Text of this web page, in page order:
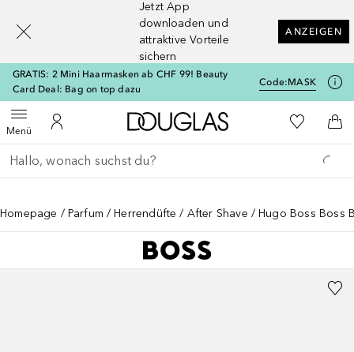
Jetzt App
downloaden und
attraktive Vorteile
sichern
ANZEIGEN
GRATIS: 2 Mini Haarmasken ab CHF 99! Beauty
Card Deal: Bag on top dazu
Code:MASK
MenüMenü öffnenZu Meinem Kundenkonto
Zur Douglas Startseite
Zu Meiner
Gehe zurück
Suche ausführen
Homepage Parfum Herrendüfte After Shave Hugo Boss Boss
[navigation.slideout.screenreader]